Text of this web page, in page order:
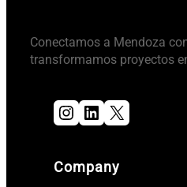
Conectamos a Mendoza
transformamos proyectos
Instagram LinkedIn X
Company